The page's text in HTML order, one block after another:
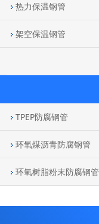
热力保温钢管
架空保温钢管
TPEP防腐钢管
环氧煤沥青防腐钢管
环氧树脂粉末防腐钢管